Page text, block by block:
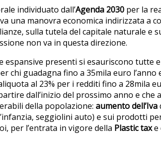
individuato dall’Agenda 2030 per la
una manovra economica indirizzata a
sulla tutela del capitale naturale e
non va in questa direzione.
espansive presenti si esauriscono tutte
chi guadagna fino a 35mila euro l’anno
al 23% per i redditi fino a 28mila
dall’inizio del prossimo anno e che
della popolazione: aumento dell’Iva
seggiolini auto) e sui prodotti
per l’entrata in vigore della Plastic taxe